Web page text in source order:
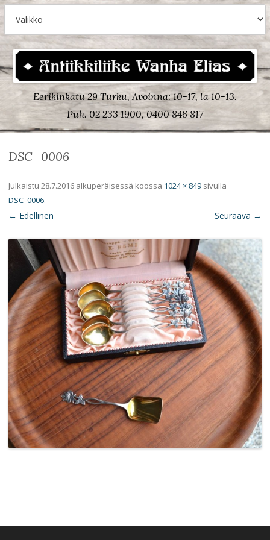
Eerikinkatu 29 Turku, Avoinna: 10-17, la 10-13.
Puh. 02 233 1900, 0400 846 817
DSC_0006
Julkaistu 28.7.2016 alkuperäisessä koossa 1024 × 849 sivulla
DSC_0006.
← Edellinen Seuraava →